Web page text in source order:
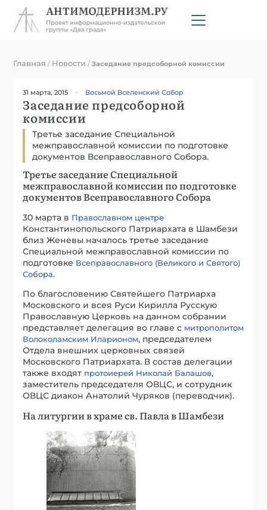
Главная / Новости /Заседание предсоборной комиссии
31 марта, 2015 Восьмой Вселенский Собор
Заседание предсоборной
комиссии
Третье заседание Специальной
межправославной комиссии по подготовке
документов Всеправославного Собора.
Третье заседание Специальной
межправославной комиссии по подготовке
документов Всеправославного Собора
30 марта в Православном центре
Константинопольского Патриархата в Шамбези
близ Женевы началось третье заседание
Специальной межправославной комиссии по
подготовке Всеправославного (Великого и Святого)
Собора.
По благословению Святейшего Патриарха
Московского и всея Руси Кирилла Русскую
Православную Церковь на данном собрании
представляет делегация во главе с митрополитом
Волоколамским Иларионом, председателем
Отдела внешних церковных связей
Московского Патриархата. В состав делегации
также входят протоиерей Николай Балашов,
заместитель председателя ОВЦС, и сотрудник
ОВЦС диакон Анатолий Чуряков (переводчик).
На литургии в храме св. Павла в Шамбези